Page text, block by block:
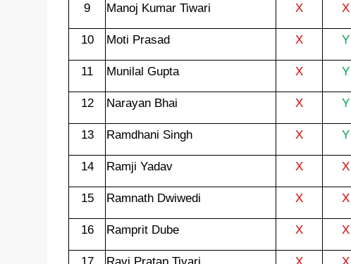
9 Manoj Kumar Tiwari X X
10 Moti Prasad X Y
11 Munilal Gupta X Y
12 Narayan Bhai X Y
13 Ramdhani Singh X Y
14 Ramji Yadav X X
15 Ramnath Dwiwedi X X
16 Ramprit Dube X X
17 Ravi Pratap Tivari X X